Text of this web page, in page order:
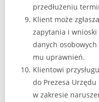
przedłużeniu
Klient może
zapytania i
danych
mu uprawnień.
Klientowi
do Prezesa
w zakresie